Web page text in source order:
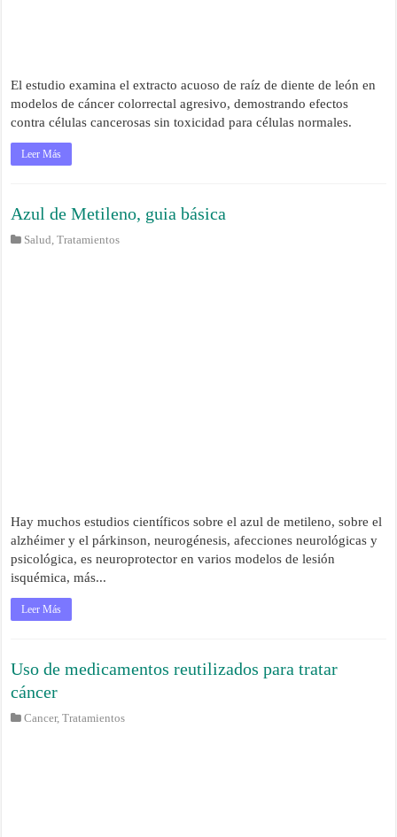
El estudio examina el extracto acuoso de raíz de diente de león en
modelos de cáncer colorrectal agresivo, demostrando efectos
contra células cancerosas sin toxicidad para células normales.
Leer Más
Azul de Metileno, guia básica
Salud ,Tratamientos
Hay muchos estudios científicos sobre el azul de metileno, sobre el
alzhéimer y el párkinson, neurogénesis, afecciones neurológicas y
psicológica, es neuroprotector en varios modelos de lesión
isquémica, más...
Leer Más
Uso de medicamentos reutilizados para tratar
cáncer
Cancer,Tratamientos